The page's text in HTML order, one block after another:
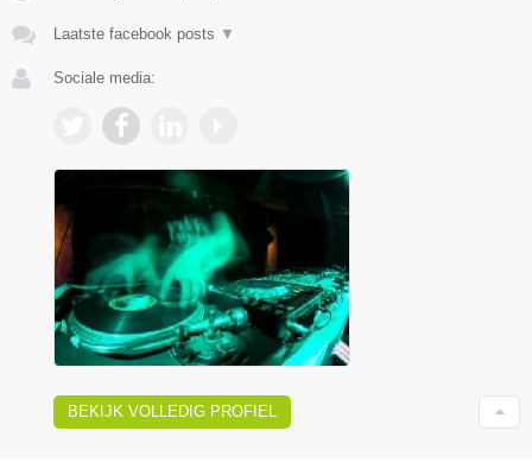
Laatste facebook posts ▼
Sociale media:
BEKIJK VOLLEDIG PROFIEL